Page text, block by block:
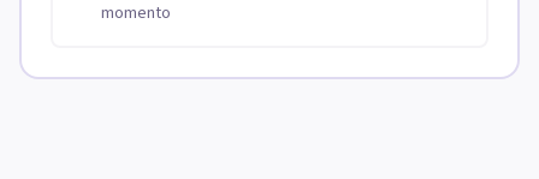
momento